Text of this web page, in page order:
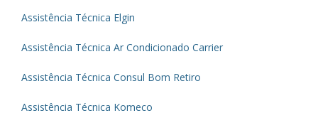
Assistência Técnica Elgin
Assistência Técnica Ar Condicionado Carrier
Assistência Técnica Consul Bom Retiro
Assistência Técnica Komeco